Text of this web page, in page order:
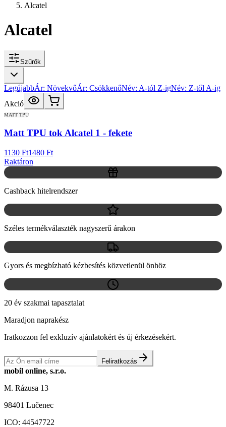
Alcatel
Alcatel
Szűrők
LegújabbÁr: NövekvőÁr: CsökkenőNév: A-tól Z-igNév: Z-től A-ig
Akció
MATT TPU
Matt TPU tok Alcatel 1 - fekete
1130 Ft1480 Ft
Raktáron
Cashback hitelrendszer
Széles termékválaszték nagyszerű árakon
Gyors és megbízható kézbesítés közvetlenül önhöz
20 év szakmai tapasztalat
Maradjon naprakész
Iratkozzon fel exkluzív ajánlatokért és új érkezésekért.
Feliratkozás
mobil online, s.r.o.
M. Rázusa 13
98401 Lučenec
ICO: 44547722